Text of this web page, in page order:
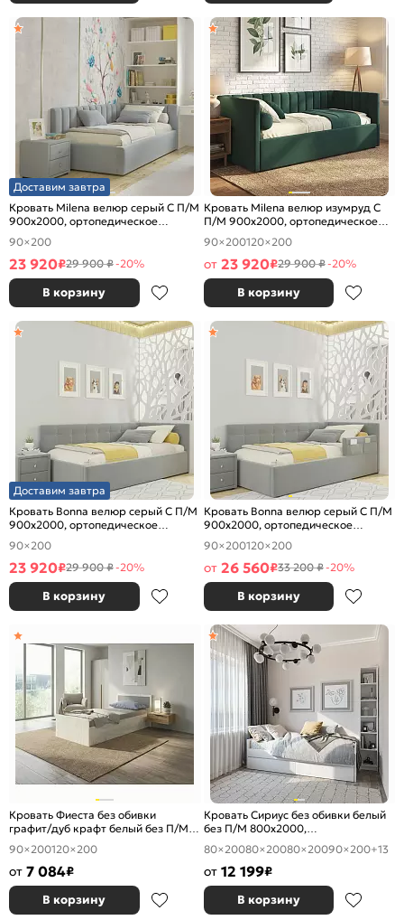
Доставим завтра
Кровать Milena велюр серый С П/М
900x2000, ортопедическое
основание, изголовье мягкое
90×200
23 920₽29 900 ₽-20%
В корзину
Кровать Milena велюр изумруд С
П/М 900x2000, ортопедическое
основание, изголовье мягкое
90×200120×200
от 23 920₽29 900 ₽-20%
В корзину
Доставим завтра
Кровать Bonna велюр серый С П/М
900x2000, ортопедическое
основание, изголовье мягкое
90×200
23 920₽29 900 ₽-20%
В корзину
Кровать Bonna велюр серый С П/М
900x2000, ортопедическое
основание, изголовье мягкое
90×200120×200
от 26 560₽33 200 ₽-20%
В корзину
Кровать Фиеста без обивки
графит/дуб крафт белый без П/М
900x2000, изголовье жесткое
90×200120×200
от 7 084₽
В корзину
Кровать Сириус без обивки белый
без П/М 800x2000,
ортопедическое основание,
изголовье жесткое
80×20080×20080×20090×200+13
от 12 199₽
В корзину